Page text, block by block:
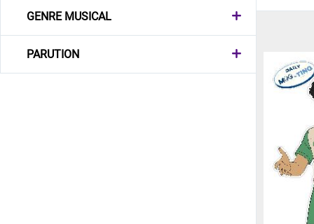
GENRE MUSICAL
PARUTION